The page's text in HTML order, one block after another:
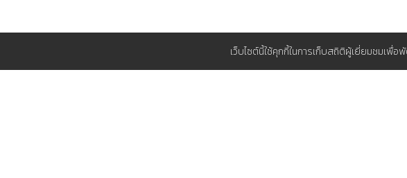
เว็บไซต์นี้ใช้คุกกี้ในการเก็บสถิติผู้เยี่ยมชมเพื่